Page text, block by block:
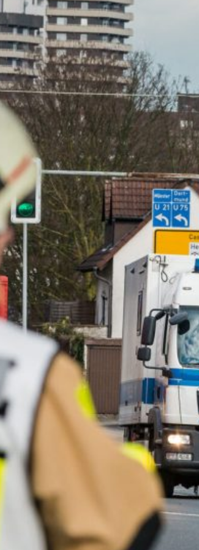
Preis und dreimal schneller